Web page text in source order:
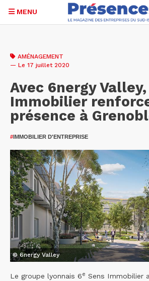
contenu
MENU
AMÉNAGEMENT
— Le 17 juillet 2020
Avec 6nergy
Immobilier
présence à
#IMMOBILIER D'ENTREPRISE
© 6nergy Valley
Le groupe lyonnais 6e Sens Immobilier